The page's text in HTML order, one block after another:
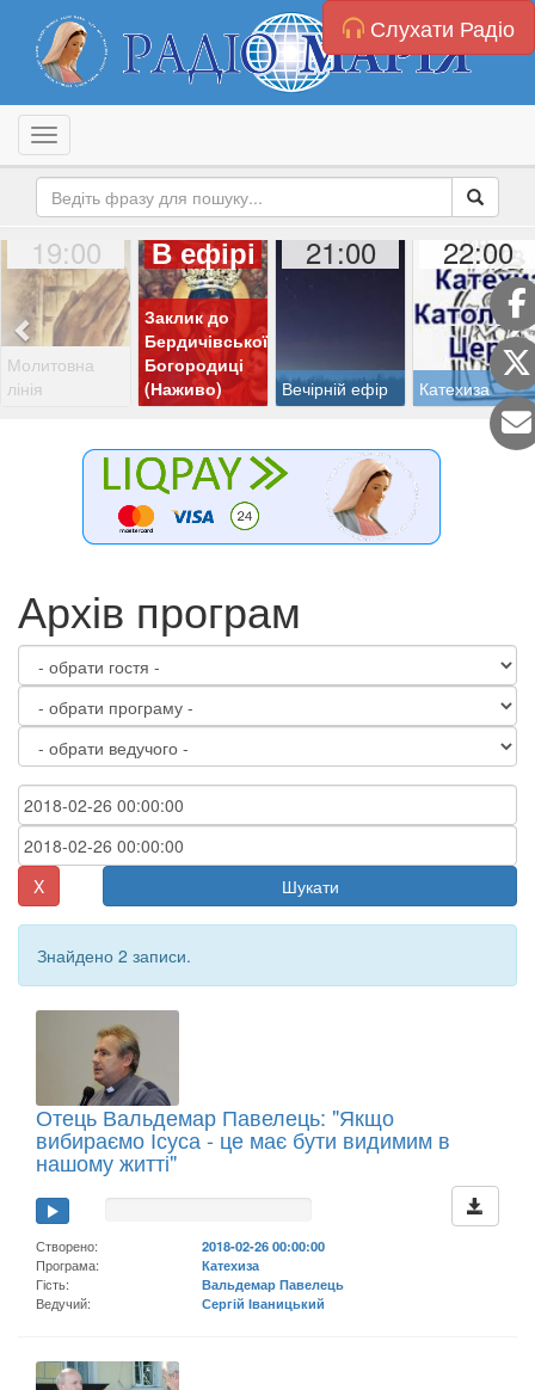
Слухати Радіо
Toggle navigation
19:00
Молитовна
лінія
В ефірі
Заклик до
Бердичівської
Богородиці
(Наживо)
21:00
Вечірній ефір
22:00
Катехиза
Архів програм
X Шукати
Знайдено 2 записи.
Отець Вальдемар Павелець: "Якщо
вибираємо Ісуса - це має бути видимим в
нашому житті"
Створено:
2018-02-26 00:00:00
Програма:
Катехиза
Гість:
Вальдемар Павелець
Ведучий:
Сергій Іваницький